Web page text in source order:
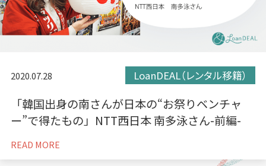
2020.07.28 LoanDEAL（レンタル移籍）
「韓国出身の南さんが日本の“お祭りベンチャ
ー”で得たもの」NTT西日本 南多泳さん-前編-
READ MORE